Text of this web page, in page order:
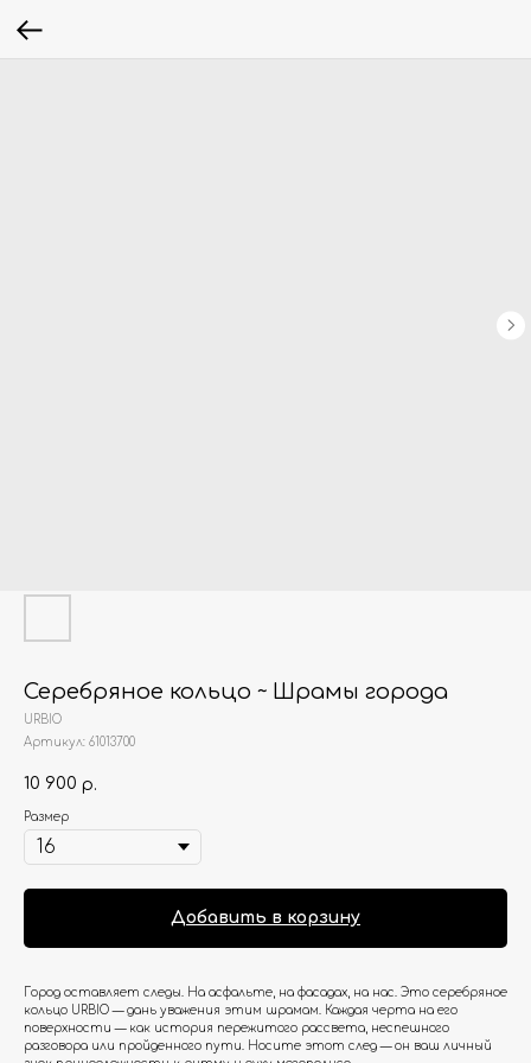
Серебряное кольцо ~ Шрамы города
URBIO
Артикул: 61013700
10 900 р.
Размер
Добавить в корзину
Город оставляет следы. На асфальте, на фасадах, на нас. Это серебряное
кольцо URBIO — дань уважения этим шрамам. Каждая черта на его
поверхности — как история пережитого рассвета, неспешного
разговора или пройденного пути. Носите этот след — он ваш личный